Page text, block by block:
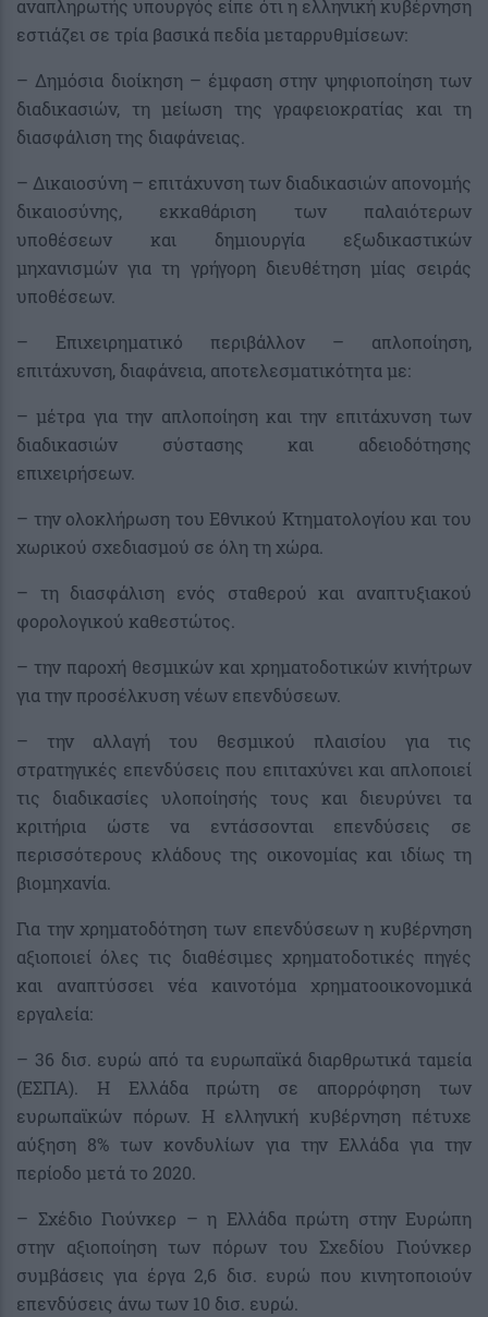
αναπληρωτής υπουργός είπε ότι η ελληνική κυβέρνηση
εστιάζει σε τρία βασικά πεδία μεταρρυθμίσεων:
– Δημόσια διοίκηση – έμφαση στην ψηφιοποίηση των
διαδικασιών, τη μείωση της γραφειοκρατίας και τη
διασφάλιση της διαφάνειας.
– Δικαιοσύνη – επιτάχυνση των διαδικασιών απονομής
δικαιοσύνης, εκκαθάριση των παλαιότερων
υποθέσεων και δημιουργία εξωδικαστικών
μηχανισμών για τη γρήγορη διευθέτηση μίας σειράς
υποθέσεων.
– Επιχειρηματικό περιβάλλον – απλοποίηση,
επιτάχυνση, διαφάνεια, αποτελεσματικότητα με:
– μέτρα για την απλοποίηση και την επιτάχυνση των
διαδικασιών σύστασης και αδειοδότησης
επιχειρήσεων.
– την ολοκλήρωση του Εθνικού Κτηματολογίου και του
χωρικού σχεδιασμού σε όλη τη χώρα.
– τη διασφάλιση ενός σταθερού και αναπτυξιακού
φορολογικού καθεστώτος.
– την παροχή θεσμικών και χρηματοδοτικών κινήτρων
για την προσέλκυση νέων επενδύσεων.
– την αλλαγή του θεσμικού πλαισίου για τις
στρατηγικές επενδύσεις που επιταχύνει και απλοποιεί
τις διαδικασίες υλοποίησής τους και διευρύνει τα
κριτήρια ώστε να εντάσσονται επενδύσεις σε
περισσότερους κλάδους της οικονομίας και ιδίως τη
βιομηχανία.
Για την χρηματοδότηση των επενδύσεων η κυβέρνηση
αξιοποιεί όλες τις διαθέσιμες χρηματοδοτικές πηγές
και αναπτύσσει νέα καινοτόμα χρηματοοικονομικά
εργαλεία:
– 36 δισ. ευρώ από τα ευρωπαϊκά διαρθρωτικά ταμεία
(ΕΣΠΑ). Η Ελλάδα πρώτη σε απορρόφηση των
ευρωπαϊκών πόρων. Η ελληνική κυβέρνηση πέτυχε
αύξηση 8% των κονδυλίων για την Ελλάδα για την
περίοδο μετά το 2020.
– Σχέδιο Γιούνκερ – η Ελλάδα πρώτη στην Ευρώπη
στην αξιοποίηση των πόρων του Σχεδίου Γιούνκερ
συμβάσεις για έργα 2,6 δισ. ευρώ που κινητοποιούν
επενδύσεις άνω των 10 δισ. ευρώ.